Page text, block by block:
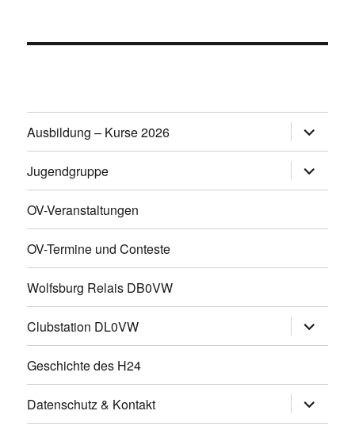
Ausbildung – Kurse 2026
öffnen
Jugendgruppe
öffnen
OV-Veranstaltungen
OV-Termine und Conteste
Wolfsburg Relais DB0VW
Clubstation DL0VW
öffnen
Geschichte des H24
Datenschutz & Kontakt öffnen